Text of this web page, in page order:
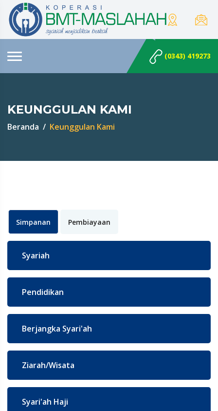
(0343) 419273
KEUNGGULAN KAMI
Beranda Keunggulan Kami
Simpanan Pembiayaan
Syariah
Pendidikan
Berjangka Syari'ah
Ziarah/Wisata
Syari'ah Haji